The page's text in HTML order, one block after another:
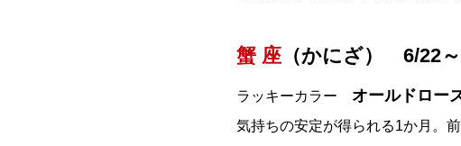
蟹 座 （かにざ） 6/22
ラッキーカラー オールドロー
気持ちの安定が得られる1か月。